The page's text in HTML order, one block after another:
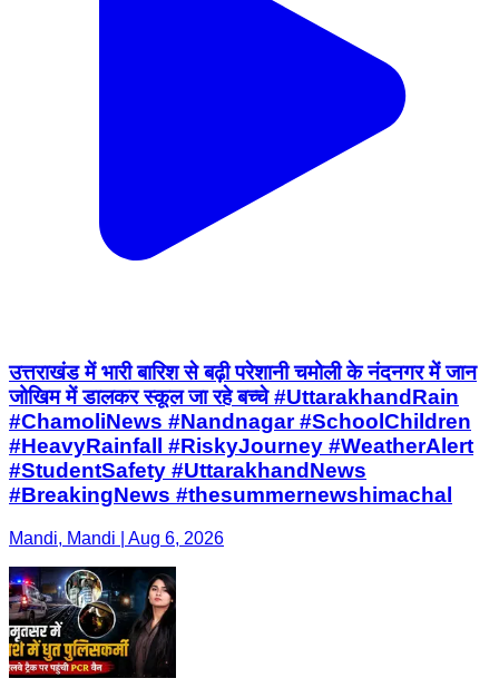
उत्तराखंड में भारी बारिश से बढ़ी परेशानी चमोली के नंदनगर में जान
जोखिम में डालकर स्कूल जा रहे बच्चे #UttarakhandRain
#ChamoliNews #Nandnagar #SchoolChildren
#HeavyRainfall #RiskyJourney #WeatherAlert
#StudentSafety #UttarakhandNews
#BreakingNews #thesummernewshimachal
Mandi, Mandi | Aug 6, 2026